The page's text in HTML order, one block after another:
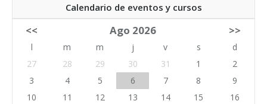
Calendario de eventos y cursos
<< Ago 2026 >>
l m m j v s
d
27
28 29 30 31 1
2
3
4 5 6 7 8
9
10
11 12 13 14 15
16